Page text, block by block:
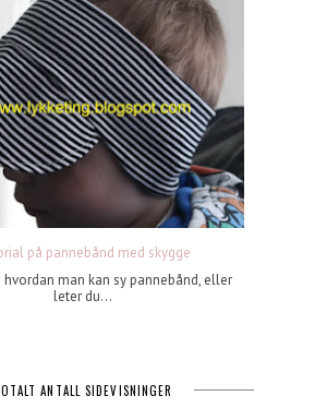
på pannebånd med skygge
hvordan man kan sy pannebånd, eller
leter du...
ANTALL SIDEVISNINGER